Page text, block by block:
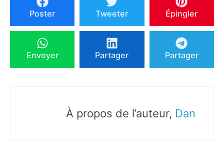
Poster Tweeter Épingler
Envoyer Partager Partager
À propos de l’auteur, Dan